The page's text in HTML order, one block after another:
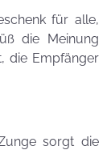
für alle,
die Meinung
die Empfänger
sorgt die